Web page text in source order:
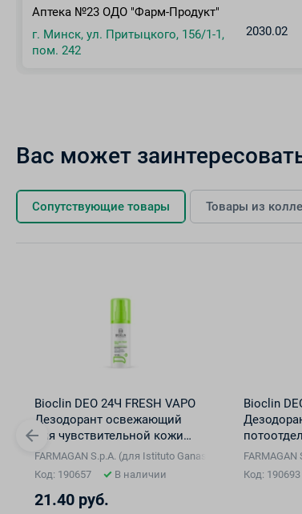
Аптека №23 ОДО "Фарм-Продукт"
г. Минск, ул. Притыцкого, 156/1-1,
пом. 242
2030.02
Вас может
Сопутствующие товары Товары из
Марино
S.p.A. di Ricerche Biochimiche, Италия), Сан-Марино
Bioclin DEO 24Ч FRESH VAPO
Дезодорант освежающий
для чувствительной кожи
100 мл
FARMAGAN S.p.A. (для Istituto Ganassini S.p.A. di
Код: 190657
В наличии
21.40 руб.
Bioclin
Код: 190693